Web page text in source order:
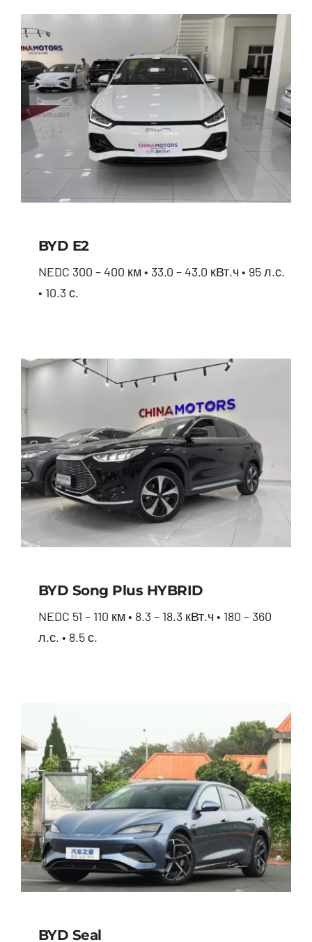
BYD E2
NEDC 300 – 400 км • 33.0 – 43.0 кВт.ч • 95 л.с.
• 10.3 с.
BYD Song Plus HYBRID
NEDC 51 – 110 км • 8.3 – 18.3 кВт.ч • 180 – 360
л.с. • 8.5 с.
BYD Seal